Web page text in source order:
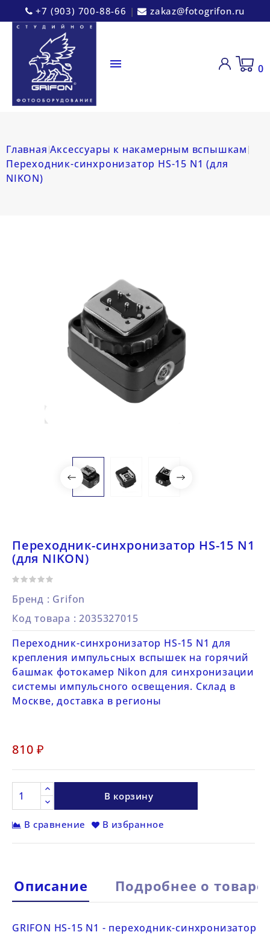
+7 (903) 700-88-66 | zakaz@fotogrifon.ru
 0
Главная Аксессуары к накамерным вспышкам
Переходник-синхронизатор HS-15 N1 (для
NIKON)
Переходник-синхронизатор HS-15 N1
(для NIKON)
Бренд : Grifon
Код товара : 2035327015
Переходник-синхронизатор HS-15 N1 для
крепления импульсных вспышек на горячий
башмак фотокамер Nikon для синхронизации
системы импульсного освещения. Склад в
Москве, доставка в регионы
810 ₽
В корзину
В сравнение В избранное
Описание Подробнее о товаре
GRIFON HS-15 N1 - переходник-синхронизатор